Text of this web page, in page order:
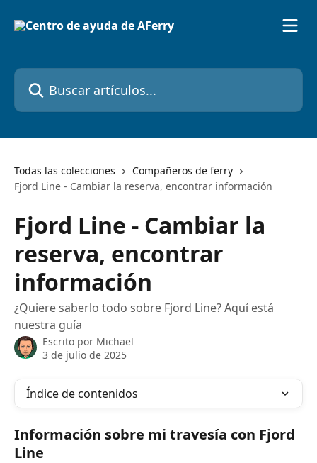
Buscar artículos...
Todas las colecciones
Compañeros de ferry
Fjord Line - Cambiar la reserva, encontrar información
Fjord Line - Cambiar la
reserva, encontrar
información
¿Quiere saberlo todo sobre Fjord Line? Aquí está
nuestra guía
Escrito por Michael
3 de julio de 2025
Índice de contenidos
Información sobre mi travesía con Fjord
Line